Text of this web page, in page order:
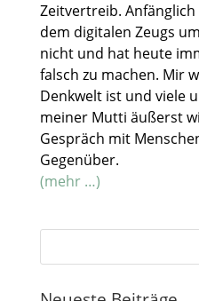
Zeitvertreib.
dem digitalen Zeugs
nicht und hat heute
falsch zu machen. Mir
Denkwelt ist und viele
meiner Mutti äußerst
Gespräch mit
Gegenüber.
(mehr …)